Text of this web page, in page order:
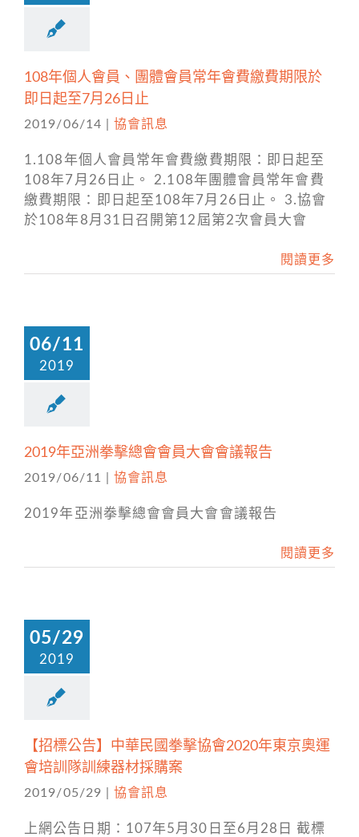
108年個人會員、團體會員常年會費繳費期限於
即日起至7月26日止
2019/06/14 協會訊息
1.108年個人會員常年會費繳費期限：即日起至
108年7月26日止。 2.108年團體會員常年會費
繳費期限：即日起至108年7月26日止。 3.協會
於108年8月31日召開第12屆第2次會員大會
閱讀更多
06/11
2019
2019年亞洲拳擊總會會員大會會議報告
2019/06/11 協會訊息
2019年亞洲拳擊總會會員大會會議報告
閱讀更多
05/29
2019
【招標公告】中華民國拳擊協會2020年東京奧運
會培訓隊訓練器材採購案
2019/05/29 協會訊息
上網公告日期：107年5月30日至6月28日 截標